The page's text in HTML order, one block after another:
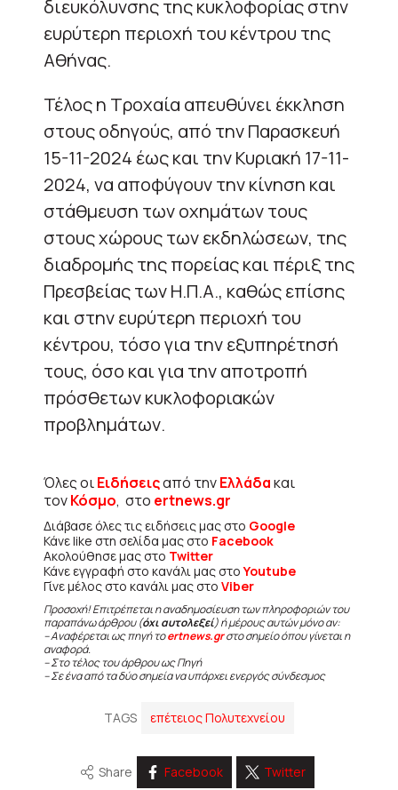
διευκόλυνσης της κυκλοφορίας στην
ευρύτερη περιοχή του κέντρου της
Αθήνας.
Τέλος η Τροχαία απευθύνει έκκληση
στους οδηγούς, από την Παρασκευή
15-11-2024 έως και την Κυριακή 17-11-
2024, να αποφύγουν την κίνηση και
στάθμευση των οχημάτων τους
στους χώρους των εκδηλώσεων, της
διαδρομής της πορείας και πέριξ της
Πρεσβείας των Η.Π.Α., καθώς επίσης
και στην ευρύτερη περιοχή του
κέντρου, τόσο για την εξυπηρέτησή
τους, όσο και για την αποτροπή
πρόσθετων κυκλοφοριακών
προβλημάτων.
Όλες οιΕιδήσειςαπό τηνΕλλάδακαι
τονΚόσμο, στο ertnews.gr
Διάβασε όλες τις ειδήσεις μας στο Google
Κάνε like στη σελίδα μας στο Facebook
Ακολούθησε μας στο Twitter
Κάνε εγγραφή στο κανάλι μας στοYoutube
Γίνε μέλος στο κανάλι μας στο Viber
Προσοχή! Επιτρέπεται η αναδημοσίευση των πληροφοριών του
παραπάνω άρθρου (όχι αυτολεξεί) ή μέρους αυτών μόνο αν:
– Αναφέρεται ως πηγή τοertnews.grστο σημείο όπου γίνεται η
αναφορά.
– Στο τέλος του άρθρου ως Πηγή
– Σε ένα από τα δύο σημεία να υπάρχει ενεργός σύνδεσμος
TAGS επέτειος Πολυτεχνείου
Share Facebook Twitter